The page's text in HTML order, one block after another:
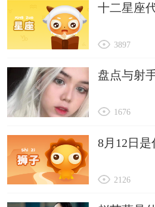
十二星座
3897
盘点与射
1676
8月12日
2126